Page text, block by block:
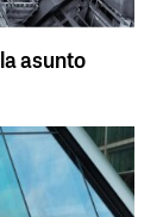
asunto